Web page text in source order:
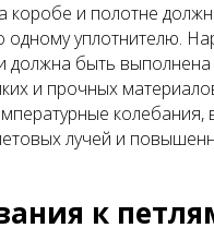
коробе и полотне
уплотнителю.
должна быть выполнена
и прочных
колебания,
лучей и
к